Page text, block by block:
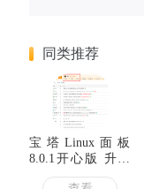
同类推荐
宝塔Linux面板
8.0.1开心版 升级
企业版命令